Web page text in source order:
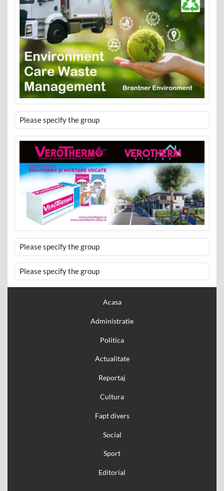
Please specify the group
Please specify the group
Please specify the group
Acasa
Administratie
Politica
Actualitate
Reportaj
Cultura
Fapt divers
Social
Sport
Editorial